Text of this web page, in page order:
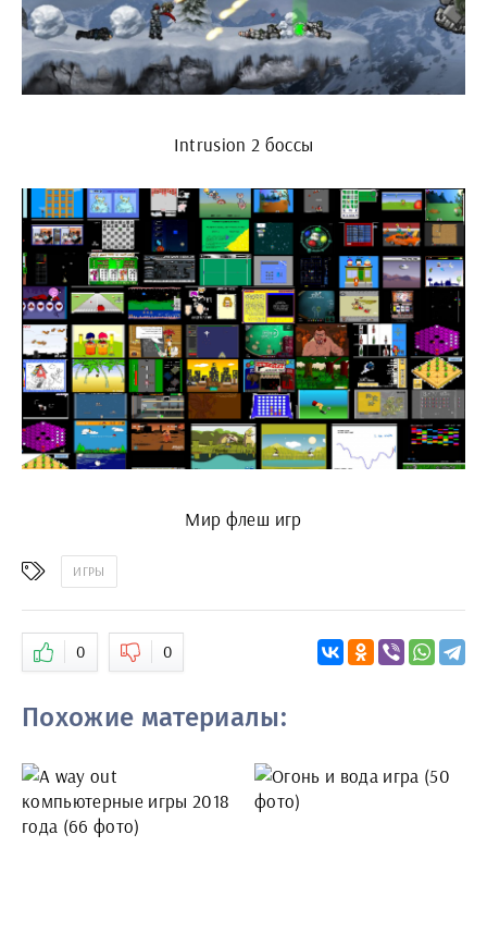
Intrusion 2 боссы
Мир флеш игр
ИГРЫ
0 0
Похожие материалы: